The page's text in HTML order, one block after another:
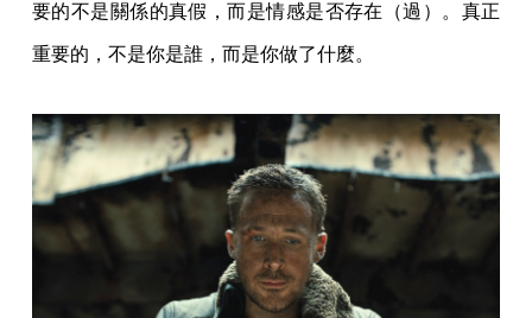
要的不是關係的真假，而是情感是否存在（過）。真正
重要的，不是你是誰，而是你做了什麼。